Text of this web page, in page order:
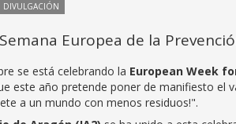
DIVULGACIÓN
Europea de la
se está celebrando la European Week
este año pretende poner de manifiesto el
a un mundo con menos residuos!".